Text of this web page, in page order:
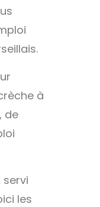
à
de
servi
les